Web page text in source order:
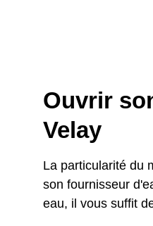
Ouvrir
Velay
La particularité du
son fournisseur
eau, il vous suffit